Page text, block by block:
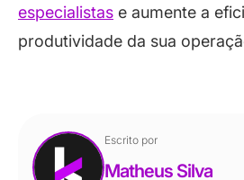
especialistas e aumente a
produtividade da sua
Escrito por
Matheus Silva